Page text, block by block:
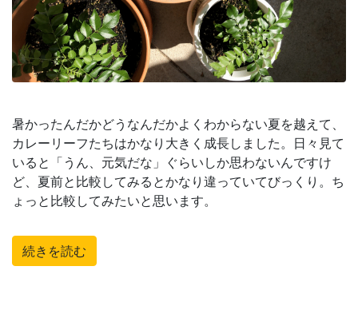
暑かったんだかどうなんだかよくわからない夏を越えて、
カレーリーフたちはかなり大きく成長しました。日々見て
いると「うん、元気だな」ぐらいしか思わないんですけ
ど、夏前と比較してみるとかなり違っていてびっくり。ち
ょっと比較してみたいと思います。
続きを読む